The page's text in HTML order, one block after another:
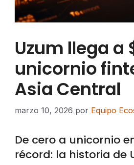
Uzum llega a
unicornio
Asia Central
marzo 10, 2026 por Equipo
De cero a unicornio
récord: la historia de